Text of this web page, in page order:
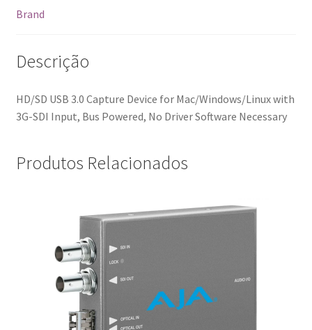
Brand
Descrição
HD/SD USB 3.0 Capture Device for Mac/Windows/Linux with
3G-SDI Input, Bus Powered, No Driver Software Necessary
Produtos Relacionados